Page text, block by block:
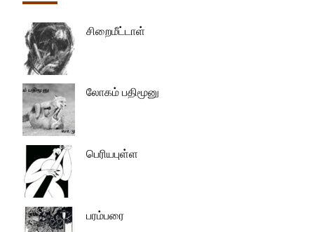
சிறைமீட்டாள்
லோகம் பதிமூனு
பெரியபுள்ள
பரம்பரை